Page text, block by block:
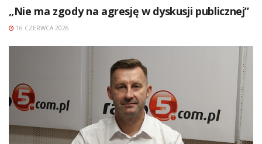
„Nie ma zgody na agresję w dyskusji publicznej”
16 CZERWCA 2026